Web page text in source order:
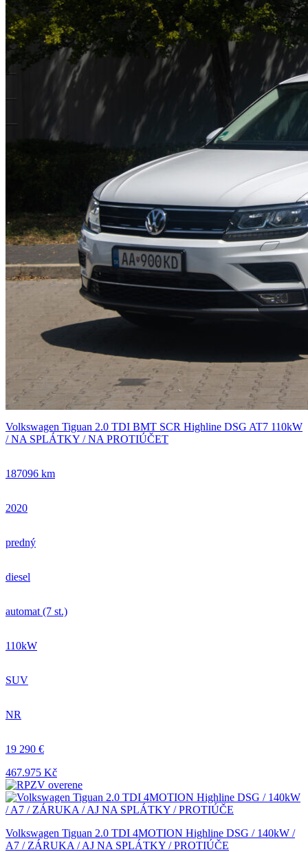
Volkswagen Tiguan 2.0 TDI BMT SCR Highline DSG AT7 110kW
/ NA SPLÁTKY / NA PROTIÚČET
187096 km
2020
predný
diesel
automat (7 st.)
110kW
SUV
NR
19 290 €
467.975 Kč
Volkswagen Tiguan 2.0 TDI 4MOTION Highline DSG / 140kW /
A7 / ZÁRUKA / AJ NA SPLÁTKY / PROTIÚČE